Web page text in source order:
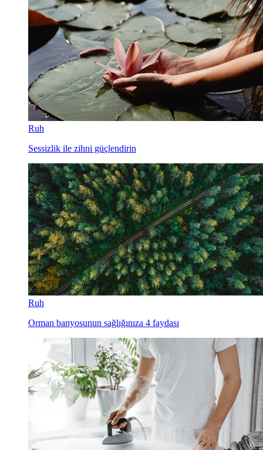
Ruh
Sessizlik ile zihni güçlendirin
Ruh
Orman banyosunun sağlığınıza 4 faydası